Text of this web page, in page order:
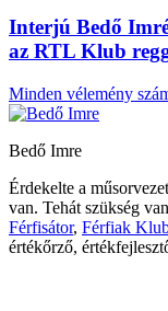
Interjú Bedő
az RTL Klub
Minden vélemény
Bedő Imre
Érdekelte a
van. Tehát szükség
Férfisátor, Férfiak
értékőrző,